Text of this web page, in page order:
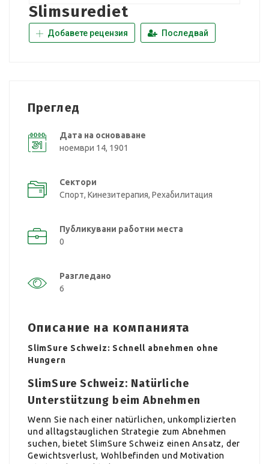
Slimsurediet
Добавете рецензия Последвай
Преглед
Дата на основаване
ноември 14, 1901
Сектори
Спорт, Кинезитерапия, Рехабилитация
Публикувани работни места
0
Разгледано
6
Описание на компанията
SlimSure Schweiz: Schnell abnehmen ohne
Hungern
SlimSure Schweiz: Natürliche
Unterstützung beim Abnehmen
Wenn Sie nach einer natürlichen, unkomplizierten
und alltagstauglichen Strategie zum Abnehmen
suchen, bietet SlimSure Schweiz einen Ansatz, der
Gewichtsverlust, Wohlbefinden und Motivation